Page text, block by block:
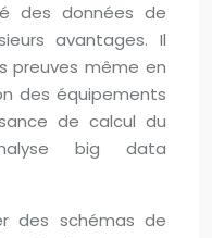
des données de
avantages. Il
preuves même en
des équipements
de calcul du
big data
des schémas de